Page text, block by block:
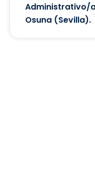
Administrativo/
Osuna (Sevilla).